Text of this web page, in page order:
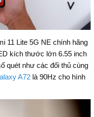
11 Lite 5G NE chính hãng
kích thước lớn 6.55 inch
quét như các đối thủ cùng
A72là 90Hz cho hình